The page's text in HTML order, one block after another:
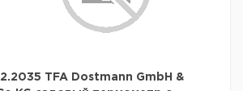
TFA Dostmann GmbH &